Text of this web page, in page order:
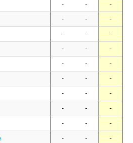
- - -
- - -
- - -
- - -
- - -
- - -
- - -
- - -
- - -
- - -